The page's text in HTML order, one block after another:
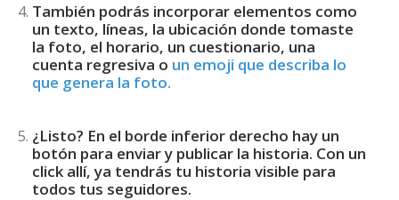
También podrás incorporar elementos como
un texto, líneas, la ubicación donde tomaste
la foto, el horario, un cuestionario, una
cuenta regresiva o un emoji que describa lo
que genera la foto.
¿Listo? En el borde inferior derecho hay un
botón para enviar y publicar la historia. Con un
click allí, ya tendrás tu historia visible para
todos tus seguidores.